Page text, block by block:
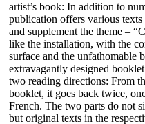
artist’s book: In addition to
publication offers various
and supplement the theme –
like the installation, with the
surface and the unfathomable
extravagantly designed
two reading directions: From
booklet, it goes back twice,
French. The two parts do not
but original texts in the